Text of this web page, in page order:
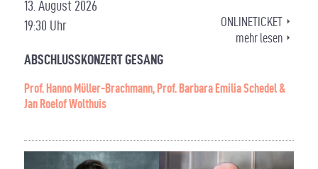
13. August 2026
19:30 Uhr
ABSCHLUSSKONZERT GESANG
Prof. Hanno Müller-Brachmann, Prof. Barbara Emilia Schedel &
Jan Roelof Wolthuis
ONLINETICKET
mehr lesen